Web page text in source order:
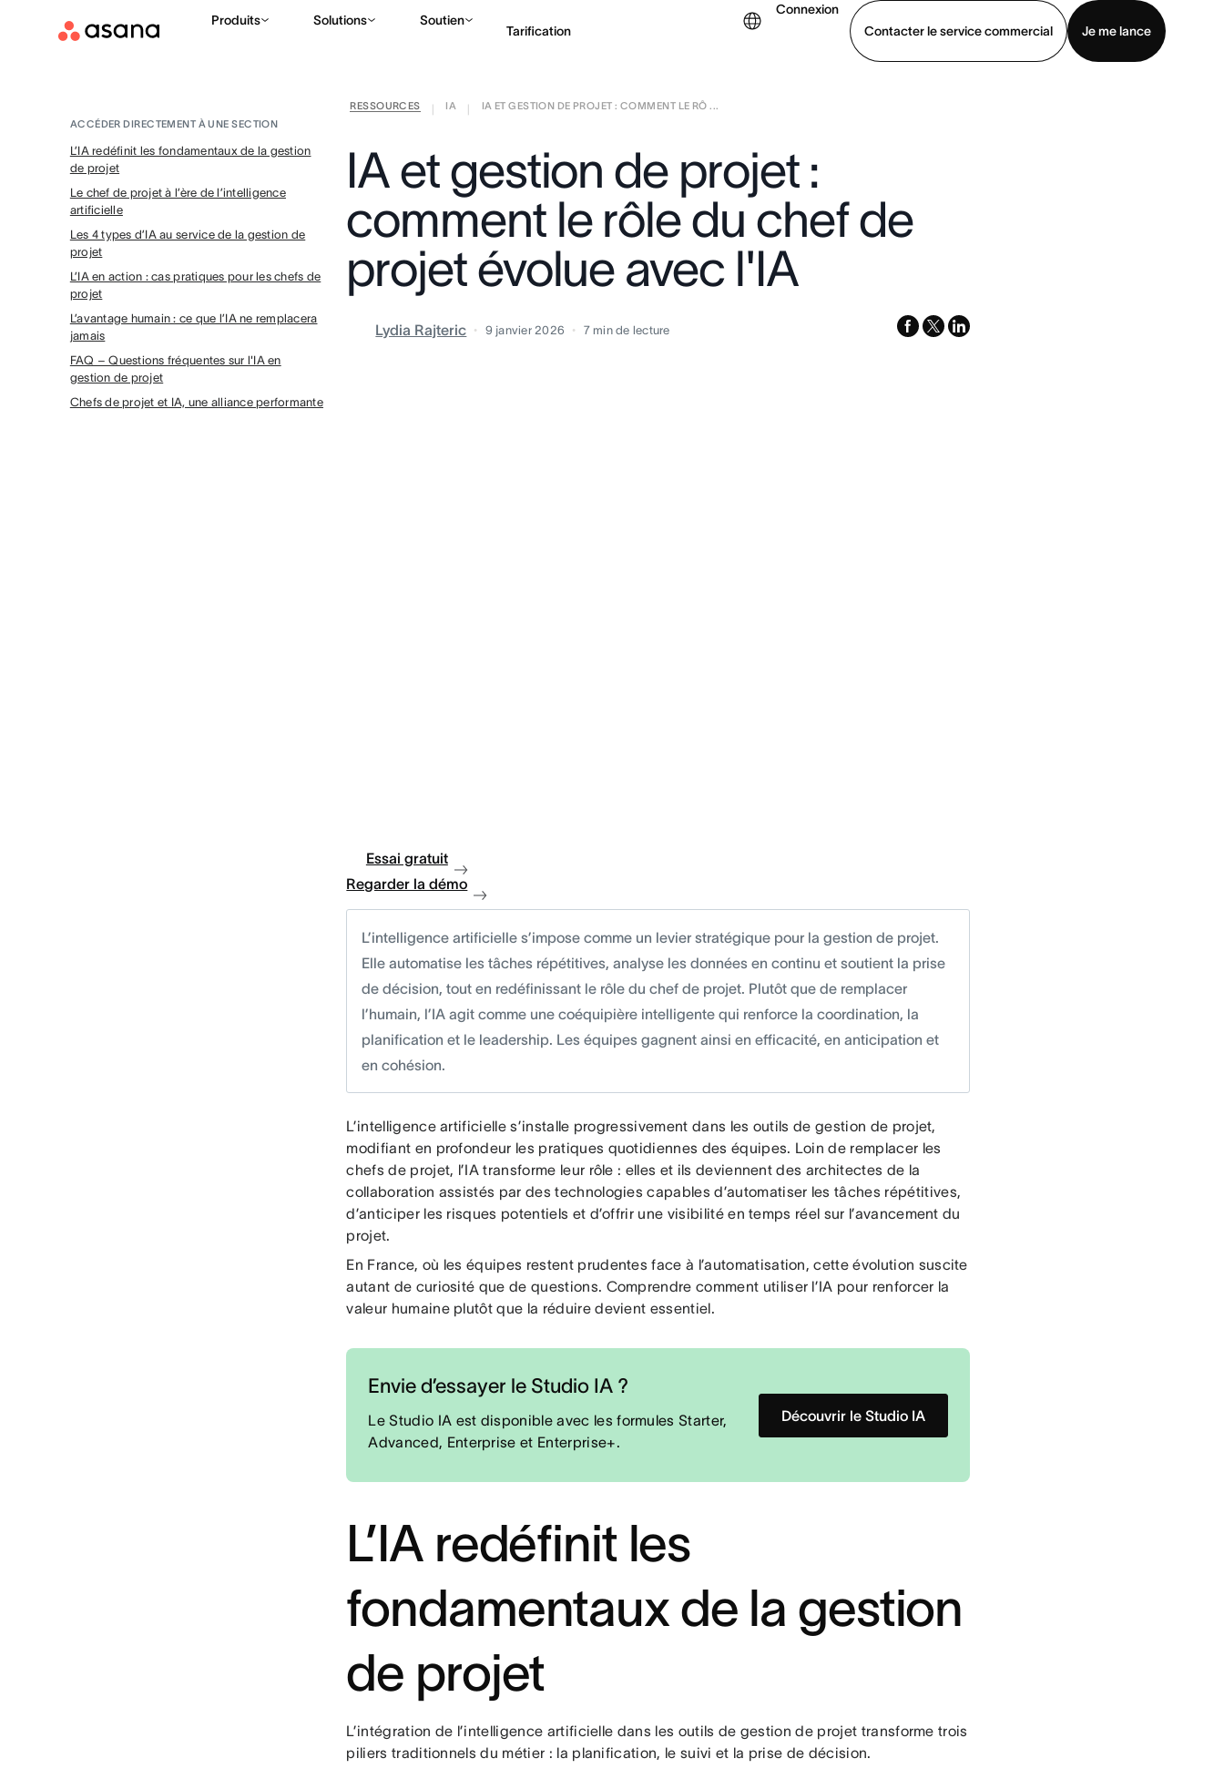
Produits Solutions Soutien
Tarification
Connexion
Contacter le service commercial
Je me lance
Contacter le service commercial
RESSOURCES IA IA ET GESTION DE PROJET : COMMENT LE RÔ ...
IA et gestion de projet :
comment le rôle du chef de
projet évolue avec l'IA
Lydia Rajteric 9 janvier 2026 7 min de lecture facebook
x-
linkedin
ACCÉDER DIRECTEMENT À UNE SECTION
L’IA redéfinit les fondamentaux de la gestion
de projet
Le chef de projet à l’ère de l’intelligence
artificielle
Les 4 types d’IA au service de la gestion de
projet
L’IA en action : cas pratiques pour les chefs de
projet
L’avantage humain : ce que l’IA ne remplacera
jamais
FAQ – Questions fréquentes sur l'IA en
gestion de projet
Chefs de projet et IA, une alliance performante
Essai gratuit
Regarder la démo
L’intelligence artificielle s’impose comme un levier stratégique pour la gestion de projet.
Elle automatise les tâches répétitives, analyse les données en continu et soutient la prise
de décision, tout en redéfinissant le rôle du chef de projet. Plutôt que de remplacer
l’humain, l’IA agit comme une coéquipière intelligente qui renforce la coordination, la
planification et le leadership. Les équipes gagnent ainsi en efficacité, en anticipation et
en cohésion.
L’intelligence artificielle s’installe progressivement dans les outils de gestion de projet,
modifiant en profondeur les pratiques quotidiennes des équipes. Loin de remplacer les
chefs de projet, l’IA transforme leur rôle : elles et ils deviennent des architectes de la
collaboration assistés par des technologies capables d’automatiser les tâches répétitives,
d’anticiper les risques potentiels et d’offrir une visibilité en temps réel sur l’avancement du
projet.
En France, où les équipes restent prudentes face à l’automatisation, cette évolution suscite
autant de curiosité que de questions. Comprendre comment utiliser l’IA pour renforcer la
valeur humaine plutôt que la réduire devient essentiel.
Envie d’essayer le Studio IA ?
Le Studio IA est disponible avec les formules Starter,
Advanced, Enterprise et Enterprise+.
Découvrir le Studio IA
L’IA redéfinit les
fondamentaux de la gestion
de projet
L’intégration de l’intelligence artificielle dans les outils de gestion de projet transforme trois
piliers traditionnels du métier : la planification, le suivi et la prise de décision.